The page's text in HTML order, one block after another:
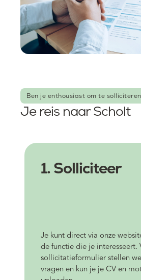
Ben je enthousiast om te
Je reis naar Scholt
1. Solliciteer
Je kunt direct via onze
de functie die je interesseert.
sollicitatieformulier stellen
vragen en kun je je CV en